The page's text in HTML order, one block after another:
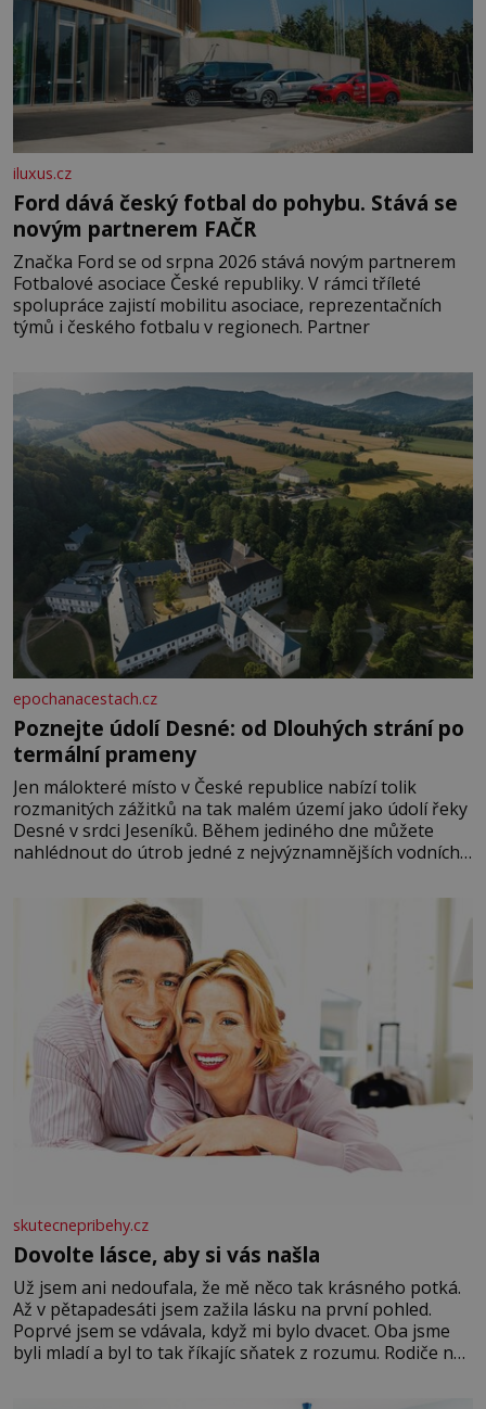
iluxus.cz
Ford dává český fotbal do pohybu. Stává se
novým partnerem FAČR
Značka Ford se od srpna 2026 stává novým partnerem
Fotbalové asociace České republiky. V rámci tříleté
spolupráce zajistí mobilitu asociace, reprezentačních
týmů i českého fotbalu v regionech. Partner
epochanacestach.cz
Poznejte údolí Desné: od Dlouhých strání po
termální prameny
Jen málokteré místo v České republice nabízí tolik
rozmanitých zážitků na tak malém území jako údolí řeky
Desné v srdci Jeseníků. Během jediného dne můžete
nahlédnout do útrob jedné z nejvýznamnějších vodních
se na koloběžce a den zakončit poznáváním památek ve
Velkých Losinách nebo v termálním
skutecnepribehy.cz
Dovolte lásce, aby si vás našla
Už jsem ani nedoufala, že mě něco tak krásného potká.
Až v pětapadesáti jsem zažila lásku na první pohled.
Poprvé jsem se vdávala, když mi bylo dvacet. Oba jsme
byli mladí a byl to tak říkajíc sňatek z rozumu. Rodiče nás